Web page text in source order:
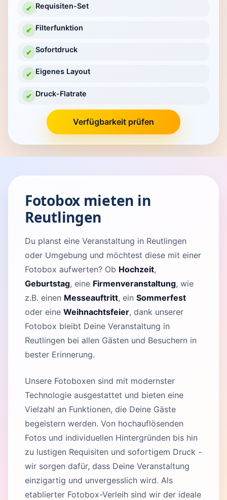
✔ Requisiten-Set
✔ Filterfunktion
✔ Sofortdruck
✔ Eigenes Layout
✔ Druck-Flatrate
Verfügbarkeit prüfen
Fotobox mieten in
Reutlingen
Du planst eine Veranstaltung in Reutlingen
oder Umgebung und möchtest diese mit einer
Fotobox aufwerten? Ob Hochzeit,
Geburtstag, eine Firmenveranstaltung, wie
z.B. einen Messeauftritt, ein Sommerfest
oder eine Weihnachtsfeier, dank unserer
Fotobox bleibt Deine Veranstaltung in
Reutlingen bei allen Gästen und Besuchern in
bester Erinnerung.
Unsere Fotoboxen sind mit modernster
Technologie ausgestattet und bieten eine
Vielzahl an Funktionen, die Deine Gäste
begeistern werden. Von hochauflösenden
Fotos und individuellen Hintergründen bis hin
zu lustigen Requisiten und sofortigem Druck -
wir sorgen dafür, dass Deine Veranstaltung
einzigartig und unvergesslich wird. Als
etablierter Fotobox-Verleih sind wir der ideale